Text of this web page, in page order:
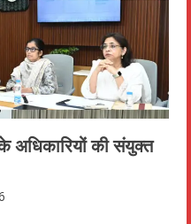
अधिकारियों की संयुक्त